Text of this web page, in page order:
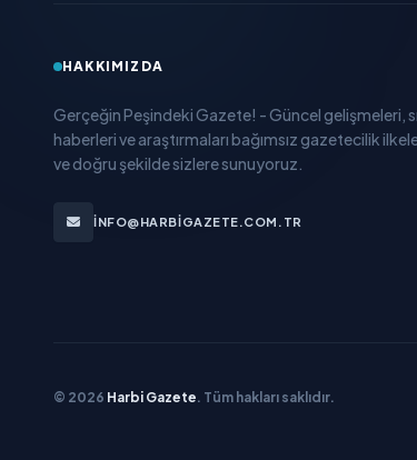
HAKKIMIZDA
Gerçeğin Peşindeki Gazete! - Güncel gelişmeleri,
haberleri ve araştırmaları bağımsız gazetecilik
ve doğru şekilde sizlere sunuyoruz.
INFO@HARBIGAZETE.COM.TR
© 2026 Harbi Gazete. Tüm hakları saklıdır.